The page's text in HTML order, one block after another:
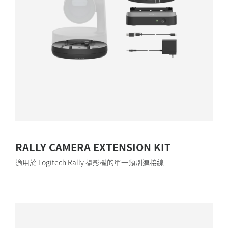
RALLY CAMERA EXTENSION KIT
適用於 Logitech Rally 攝影機的單一類別連接線